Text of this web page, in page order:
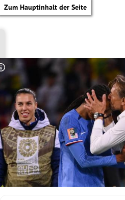
Zum Hauptinhalt der Seite
Copyright-Hinweis öffnen/schließen